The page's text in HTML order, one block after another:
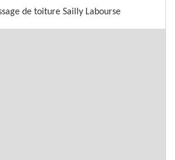
de toiture Sailly Labourse